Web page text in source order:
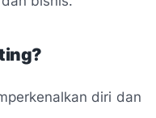
diri dan